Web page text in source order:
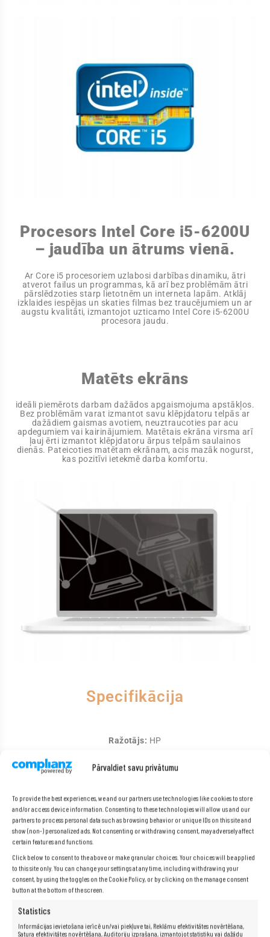
Pārvaldiet savu privātumu
To provide the best experiences, we and our partners use technologies like cookies to store
and/or access device information. Consenting to these technologies will allow us and our
partners to process personal data such as browsing behavior or unique IDs on this site and
show (non-) personalized ads. Not consenting or withdrawing consent, may adversely affect
certain features and functions.
Click below to consent to the above or make granular choices. Your choices will be applied
to this site only. You can change your settings at any time, including withdrawing your
consent, by using the toggles on the Cookie Policy, or by clicking on the manage consent
button at the bottom of the screen.
Statistics
Informācijas ievietošana ierīcē un/vai piekļuve tai, Reklāmu efektivitātes novērtēšana,
Satura efektivitātes novērtēšana, Auditoriju izprašana, izmantojot statistiku vai dažādu
Procesors Intel Core i5-6200U
– jaudība un ātrums vienā.
Ar Core i5 procesoriem uzlabosi darbības dinamiku, ātri
atverot failus un programmas, kā arī bez problēmām ātri
pārslēdzoties starp lietotnēm un interneta lapām. Atklāj
izklaides iespējas un skaties filmas bez traucējumiem un ar
augstu kvalitāti, izmantojot uzticamo Intel Core i5-6200U
procesora jaudu.
Matēts ekrāns
ideāli piemērots darbam dažādos apgaismojuma apstākļos.
Bez problēmām varat izmantot savu klēpjdatoru telpās ar
dažādiem gaismas avotiem, neuztraucoties par acu
apdegumiem vai kairinājumiem. Matētais ekrāna virsma arī
ļauj ērti izmantot klēpjdatoru ārpus telpām saulainos
dienās. Pateicoties matētam ekrānam, acis mazāk nogurst,
kas pozitīvi ietekmē darba komfortu.
Specifikācija
Ražotājs: HP
Procesors:Intel® Core™ i5–6200U (3 M kešatmiņa, līdz
RAM:4 GB
Cietais disks:500 GB
Grafikas karte:Intel HD Graphics 520
Skaņas karte:
Sakari:LAN 10/100/1000
Bezvadu sakari:WiFi
Porti:3xUSB 3.0, 1xRJ45, 1xAudio, 1xVGA, 1xDisplayPort,
Akumulators:oriģināls, funkcionāls